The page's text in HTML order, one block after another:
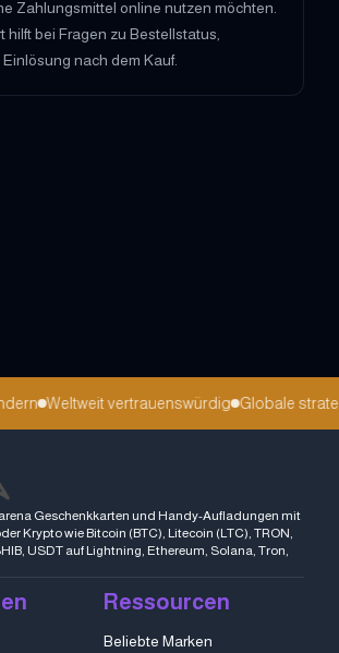
Zahlungsmittel online nutzen möchten.
hilft bei Fragen zu Bestellstatus,
nach dem Kauf.
Weltweit vertrauenswürdig Globale
Geschenkkarten und Handy-Aufladungen mit
Krypto wie Bitcoin (BTC), Litecoin (LTC), TRON,
USDT auf Lightning, Ethereum, Solana, Tron,
Ressourcen
Beliebte Marken